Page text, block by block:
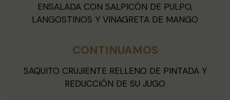
ENSALADA CON SALPICÓN DE PULPO,
LANGOSTINOS Y VINAGRETA DE MANGO
CONTINUAMOS
SAQUITO CRUJIENTE RELLENO DE PINTADA Y
REDUCCIÓN DE SU JUGO